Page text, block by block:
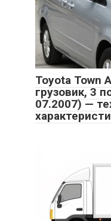
Toyota Town
грузовик, 3
07.2007) —